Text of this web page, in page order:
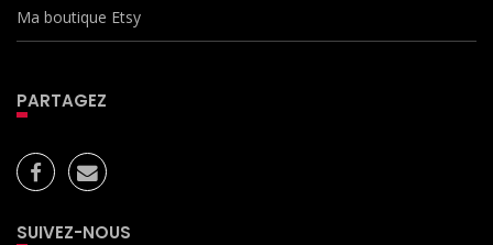
Ma boutique Etsy
PARTAGEZ
SUIVEZ-NOUS